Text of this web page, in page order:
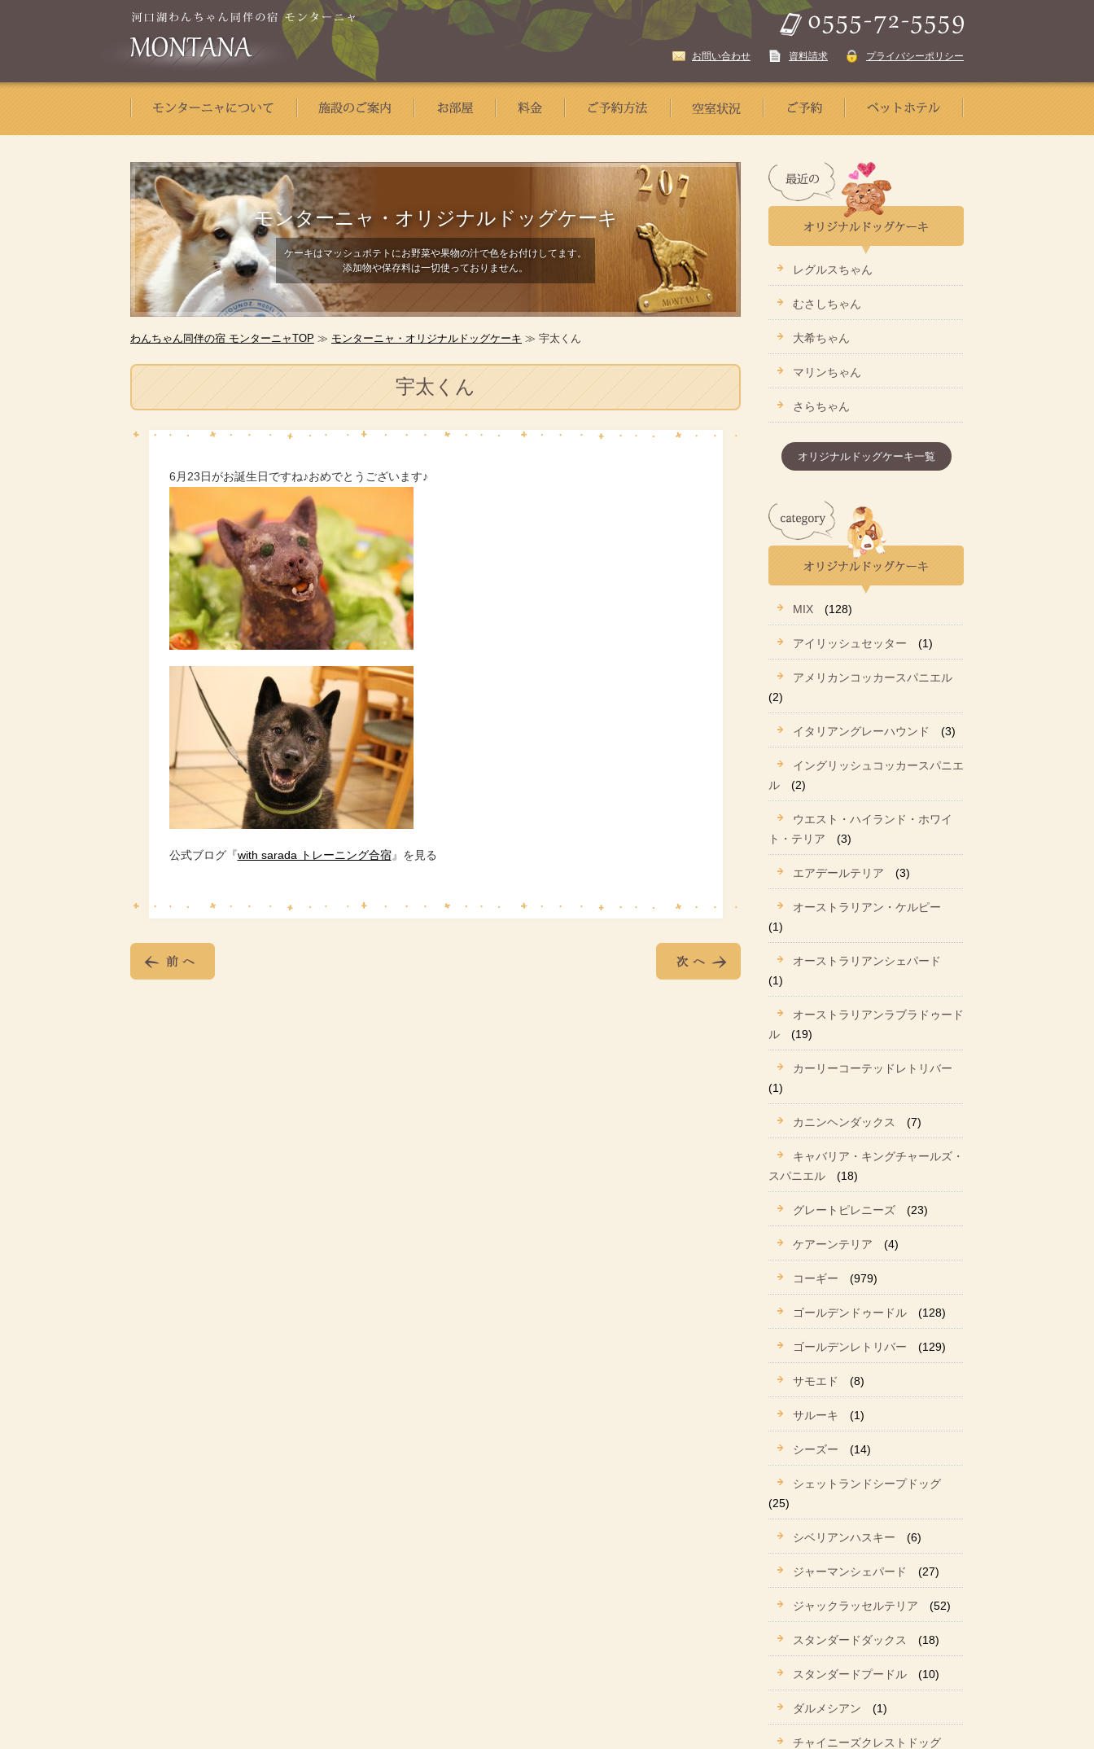
お問い合わせ 資料請求 プライバシーポリシー
モンターニャ・ オリジナルドッグケーキ
ケーキはマッシュポテトにお野菜や果物の汁で色をお付けしてます。
添加物や保存料は一切使っておりません。
わんちゃん同伴の宿 モンターニャTOP ≫ モンターニャ・オリジナルドッグケーキ ≫ 宇太くん
宇太くん
6月23日がお誕生日ですね♪おめでとうございます♪
公式ブログ『with sarada トレーニング合宿』を見る
レグルスちゃん
むさしちゃん
大希ちゃん
マリンちゃん
さらちゃん
オリジナルドッグケーキ一覧
MIX (128)
アイリッシュセッター (1)
アメリカンコッカースパニエル
(2)
イタリアングレーハウンド (3)
イングリッシュコッカースパニエ
ル
(2)
ウエスト・ハイランド・ホワイ
ト・テリア
(3)
エアデールテリア (3)
オーストラリアン・ケルピー
(1)
オーストラリアンシェパード
(1)
オーストラリアンラブラドゥード
ル
(19)
カーリーコーテッドレトリバー
(1)
カニンヘンダックス (7)
キャバリア・キングチャールズ・
スパニエル
(18)
グレートピレニーズ (23)
ケアーンテリア (4)
コーギー (979)
ゴールデンドゥードル (128)
ゴールデンレトリバー (129)
サモエド (8)
サルーキ (1)
シーズー (14)
シェットランドシープドッグ
(25)
シベリアンハスキー (6)
ジャーマンシェパード (27)
ジャックラッセルテリア (52)
スタンダードダックス (18)
スタンダードプードル (10)
ダルメシアン (1)
チャイニーズクレストドッグ